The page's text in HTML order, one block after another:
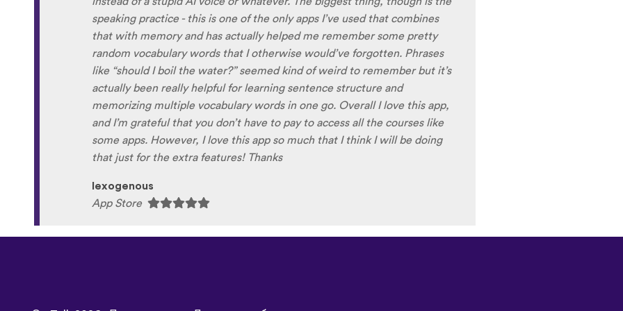
sometimes struggle with hearing/understanding low register voices.
Although it can be a little disconcerting hearing the recordings of your
own voice (nobody likes the sound of their own voice), it is really helpful
to hear it played back-to-back with the fluent pronunciation for
comparison and self critique. I think I'm going to have fun with this app
and look forward to learning a little (or a lot) of Turkish before my holiday
next summer.
Delilah64